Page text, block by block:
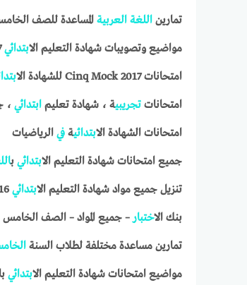
تمارين اللغة العربية المساعدة للصف
مواضيع وتصويبات شهادة التعليم الابتدائي2017
امتحانات Cinq Mock 2017 للشهادة ال
امتحانات تجريبية ، شهادة تعليم ابتدائي ،
امتحانات الشهادة الابتدائية في الرياضيات
جميع امتحانات شهادة التعليم الابتدائي ب
تنزيل جميع مواد شهادة التعليم الابتدائي
بنك الاختبار– جميع المواد – الصف الخامس
تمارين مساعدة مختلفة لطلاب السنة
مواضيع امتحانات شهادة التعليم الابتدائي